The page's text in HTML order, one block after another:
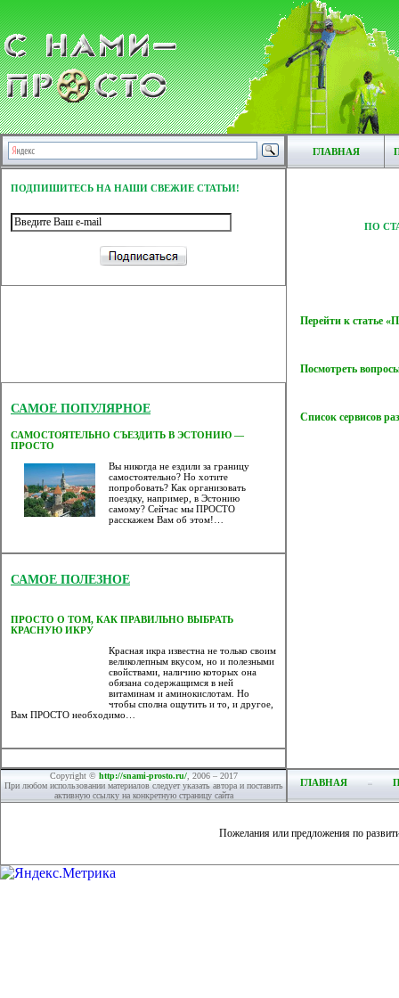
ГЛАВНАЯ
ПОДПИШИТЕСЬ НА НАШИ СВЕЖИЕ СТАТЬИ!
САМОЕ ПОПУЛЯРНОЕ
САМОСТОЯТЕЛЬНО СЪЕЗДИТЬ В ЭСТОНИЮ —
ПРОСТО
Вы никогда не ездили за границу
самостоятельно? Но хотите
попробовать? Как организовать
поездку, например, в Эстонию
самому? Сейчас мы ПРОСТО
расскажем Вам об этом!…
САМОЕ ПОЛЕЗНОЕ
ПРОСТО О ТОМ, КАК ПРАВИЛЬНО ВЫБРАТЬ
КРАСНУЮ ИКРУ
Красная икра известна не только своим
великолепным вкусом, но и полезными
свойствами, наличию которых она
обязана содержащимся в ней
витаминам и аминокислотам. Но
чтобы сполна ощутить и то, и другое,
Вам ПРОСТО необходимо…
ПО
Перейти к статье
Посмотреть
Список сервисов
Copyright © http://snami-prosto.ru/, 2006 – 2017
При любом использовании материалов следует указать автора и поставить
активную ссылку на конкретную страницу сайта
ГЛАВНАЯ
Пожелания или предложения по